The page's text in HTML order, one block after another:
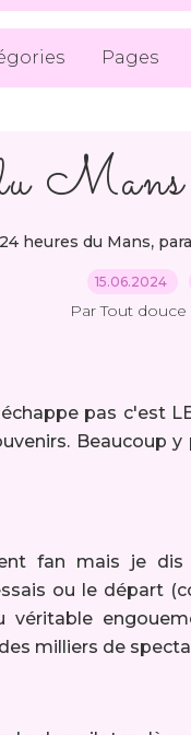
Pages
24 heures du Mans,
15.06.2024
Par Tout douce
pas c'est
Beaucoup
fan mais je
ou le départ
milliers de